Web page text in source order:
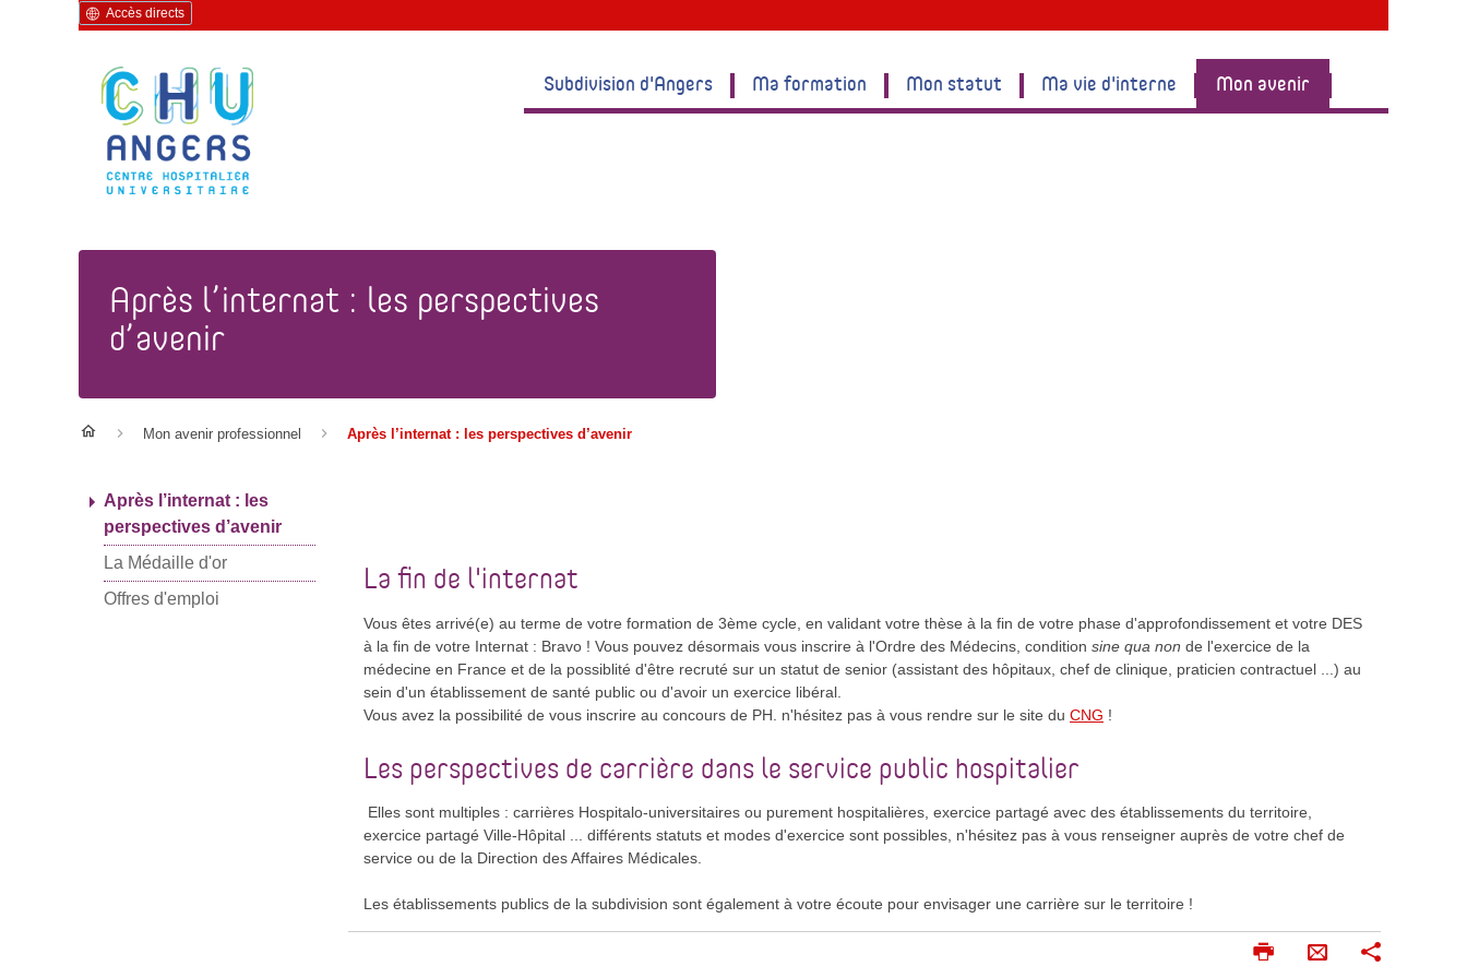
Accès directs
Subdivision d'Angers Ma formation Mon statut Ma vie d'interne Mon avenir
Après l’internat : les perspectives
d’avenir
Mon avenir professionnel Après l’internat : les perspectives d’avenir
La fin de l'internat
Vous êtes arrivé(e) au terme de votre formation de 3ème cycle, en validant votre thèse à la fin de votre phase d'approfondissement et votre DES
à la fin de votre Internat : Bravo ! Vous pouvez désormais vous inscrire à l'Ordre des Médecins, condition sine qua non de l'exercice de la
médecine en France et de la possiblité d'être recruté sur un statut de senior (assistant des hôpitaux, chef de clinique, praticien contractuel ...) au
sein d'un établissement de santé public ou d'avoir un exercice libéral.
Vous avez la possibilité de vous inscrire au concours de PH. n'hésitez pas à vous rendre sur le site du CNG !
Les perspectives de carrière dans le service public hospitalier
Elles sont multiples : carrières Hospitalo-universitaires ou purement hospitalières, exercice partagé avec des établissements du territoire,
exercice partagé Ville-Hôpital ... différents statuts et modes d'exercice sont possibles, n'hésitez pas à vous renseigner auprès de votre chef de
service ou de la Direction des Affaires Médicales.
Les établissements publics de la subdivision sont également à votre écoute pour envisager une carrière sur le territoire !
I
E
Après l’internat : les
perspectives d’avenir
La Médaille d'or
Offres d'emploi